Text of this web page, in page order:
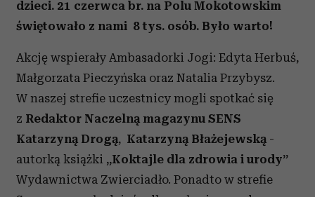
dzieci. 21 czerwca br. na Polu Mokotowskim
świętowało z nami 8 tys. osób. Było warto!
Akcję wspierały Ambasadorki Jogi: Edyta Herbuś,
Małgorzata Pieczyńska oraz Natalia Przybysz.
W naszej strefie uczestnicy mogli spotkać się
z Redaktor Naczelną magazynu SENS
Katarzyną Drogą, Katarzyną Błażejewską -
autorką książki „Koktajle dla zdrowia i urody”
Wydawnictwa Zwierciadło. Ponadto w strefie